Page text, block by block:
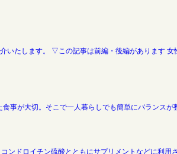
いたします。 ▽この記事は前編・後編があります
事が大切。そこで一人暮らしでも簡単にバランスが
ドロイチン硫酸とともにサプリメントなどに利用